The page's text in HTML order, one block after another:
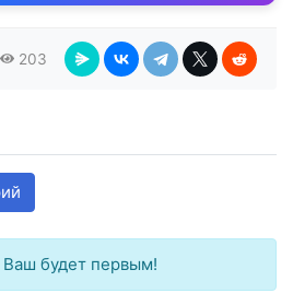
203
будет первым!